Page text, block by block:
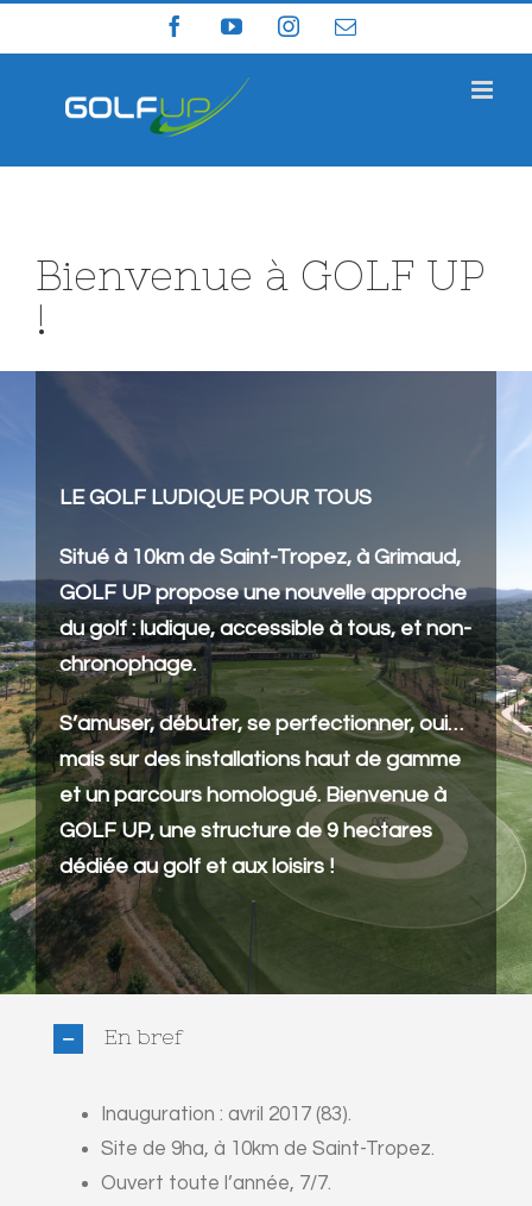
to
FacebookYouTubeInstagramEmail
Bienvenue à GOLF UP
!
LE GOLF LUDIQUE POUR TOUS
Situé à 10km de Saint-Tropez, à Grimaud,
GOLF UP propose une nouvelle approche
du golf : ludique, accessible à tous, et non-
chronophage.
S’amuser, débuter, se perfectionner, oui…
mais sur des installations haut de gamme
et un parcours homologué. Bienvenue à
GOLF UP, une structure de 9 hectares
dédiée au golf et aux loisirs !
En bref
Inauguration : avril 2017 (83).
Site de 9ha, à 10km de Saint-Tropez.
Ouvert toute l’année, 7/7.